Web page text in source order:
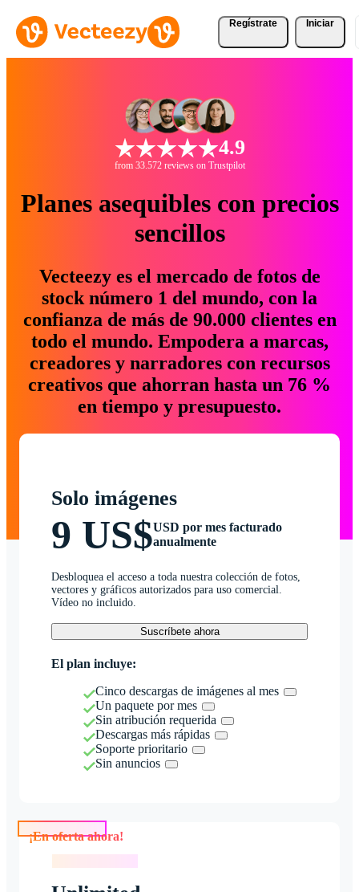
Regístrate Iniciar
4.9
from 33.572 reviews on Trustpilot
Planes asequibles con precios
sencillos
Vecteezy es el mercado de fotos de
stock número 1 del mundo, con la
confianza de más de 90.000 clientes en
todo el mundo. Empodera a marcas,
creadores y narradores con recursos
creativos que ahorran hasta un 76 %
en tiempo y presupuesto.
Solo imágenes
9 US$USD por mes facturado
anualmente
Desbloquea el acceso a toda nuestra colección de fotos,
vectores y gráficos autorizados para uso comercial.
Vídeo no incluido.
Suscríbete ahora
El plan incluye:
Cinco descargas de imágenes al mes
Un paquete por mes
Sin atribución requerida
Descargas más rápidas
Soporte prioritario
Sin anuncios